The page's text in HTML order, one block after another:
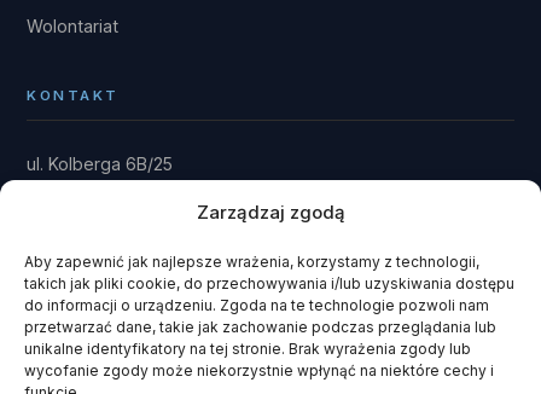
Zarządzaj zgodą
Aby zapewnić jak najlepsze wrażenia, korzystamy z technologii,
takich jak pliki cookie, do przechowywania i/lub uzyskiwania dostępu
do informacji o urządzeniu. Zgoda na te technologie pozwoli nam
przetwarzać dane, takie jak zachowanie podczas przeglądania lub
unikalne identyfikatory na tej stronie. Brak wyrażenia zgody lub
wycofanie zgody może niekorzystnie wpłynąć na niektóre cechy i
Wolontariat
KONTAKT
ul. Kolberga 6B/25
Rytel 89-642
gmina Czersk · powiat chojnicki
fundacja@domrainmana.pl
+48 606 585 941